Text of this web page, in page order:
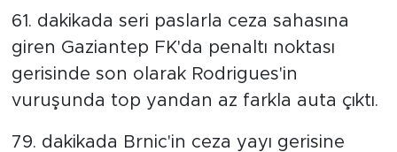
hediye edildi
61. dakikada seri paslarla ceza sahasına
giren Gaziantep FK'da penaltı noktası
gerisinde son olarak Rodrigues'in
vuruşunda top yandan az farkla auta çıktı.
79. dakikada Brnic'in ceza yayı gerisine